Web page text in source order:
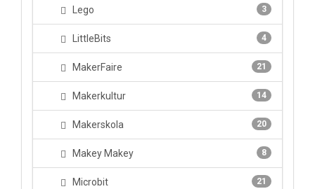
3
Lego
4
LittleBits
21
MakerFaire
14
Makerkultur
20
Makerskola
8
Makey Makey
21
Microbit